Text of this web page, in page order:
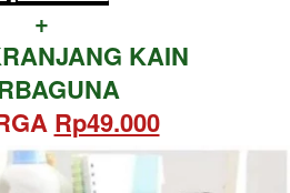
+
KAIN
Rp49.000